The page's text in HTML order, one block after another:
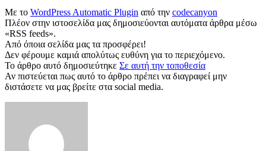
Με το WordPress Automatic Plugin από την codecanyon
Πλέον στην ιστοσελίδα μας δημοσιεύονται αυτόματα άρθρα μέσω
«RSS feeds».
Από όποια σελίδα μας τα προσφέρει!
Δεν φέρουμε καμιά απολύτως ευθύνη για το περιεχόμενο.
Το άρθρο αυτό δημοσιεύτηκε Σε αυτή την τοποθεσία
Αν πιστεύεται πως αυτό το άρθρο πρέπει να διαγραφεί μην
διστάσετε να μας βρείτε στα social media.